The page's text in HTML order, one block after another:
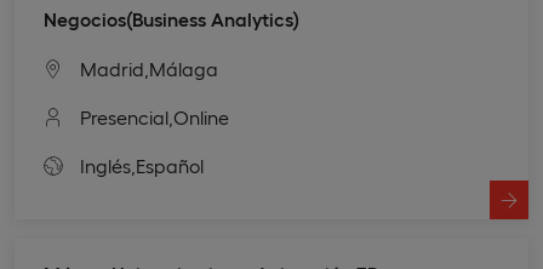
Negocios(Business Analytics)
Madrid, Málaga
Presencial, Online
Inglés, Español